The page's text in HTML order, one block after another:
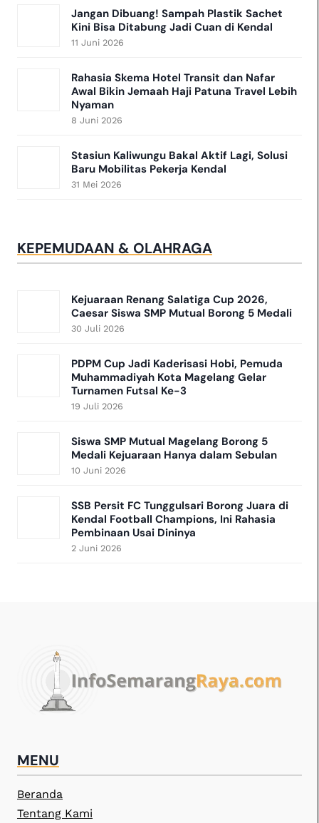
Jangan Dibuang! Sampah Plastik Sachet
Kini Bisa Ditabung Jadi Cuan di Kendal
11 Juni 2026
Rahasia Skema Hotel Transit dan Nafar
Awal Bikin Jemaah Haji Patuna Travel Lebih
Nyaman
8 Juni 2026
Stasiun Kaliwungu Bakal Aktif Lagi, Solusi
Baru Mobilitas Pekerja Kendal
31 Mei 2026
KEPEMUDAAN & OLAHRAGA
Kejuaraan Renang Salatiga Cup 2026,
Caesar Siswa SMP Mutual Borong 5 Medali
30 Juli 2026
PDPM Cup Jadi Kaderisasi Hobi, Pemuda
Muhammadiyah Kota Magelang Gelar
Turnamen Futsal Ke-3
19 Juli 2026
Siswa SMP Mutual Magelang Borong 5
Medali Kejuaraan Hanya dalam Sebulan
10 Juni 2026
SSB Persit FC Tunggulsari Borong Juara di
Kendal Football Champions, Ini Rahasia
Pembinaan Usai Dininya
2 Juni 2026
MENU
Beranda
Tentang Kami